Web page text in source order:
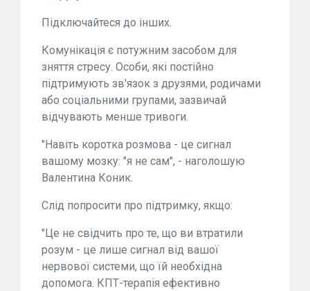
Підключайтеся до інших.
Комунікація є потужним засобом для
зняття стресу. Особи, які постійно
підтримують зв'язок з друзями, родичами
або соціальними групами, зазвичай
відчувають менше тривоги.
"Навіть коротка розмова - це сигнал
вашому мозку: "я не сам", - наголошую
Валентина Коник.
Слід попросити про підтримку, якщо:
"Це не свідчить про те, що ви втратили
розум - це лише сигнал від вашої
нервової системи, що їй необхідна
допомога. КПТ-терапія ефективно